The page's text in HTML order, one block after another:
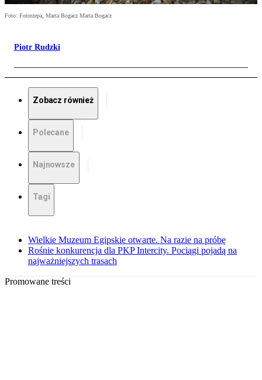
Foto: Fotorzepa, Marta Bogacz Marta Bogacz
Piotr Rudzki
Zobacz również
Polecane
Najnowsze
Tagi
Wielkie Muzeum Egipskie otwarte. Na razie na próbę
Rośnie konkurencja dla PKP Intercity. Pociągi pojadą na
najważniejszych trasach
Promowane treści